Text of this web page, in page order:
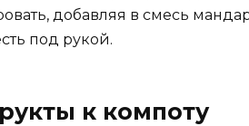
добавляя в смесь
под рукой.
к компоту